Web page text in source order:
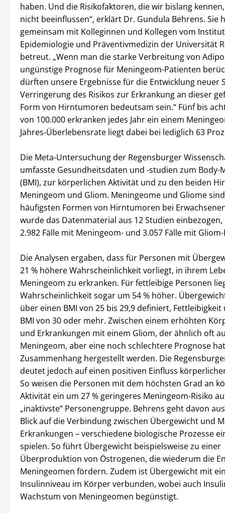
haben. Und die Risikofaktoren, die wir bislang
nicht beeinflussen“, erklärt Dr. Gundula Behrens. Sie
gemeinsam mit Kolleginnen und Kollegen vom
Epidemiologie und Präventivmedizin der Universität
betreut. „Wenn man die starke Verbreitung von
ungünstige Prognose für Meningeom-Patienten
dürften unsere Ergebnisse für die Entwicklung neuer
Verringerung des Risikos zur Erkrankung an dieser
Form von Hirntumoren bedeutsam sein.“ Fünf bis
von 100.000 erkranken jedes Jahr ein einem
Jahres-Überlebensrate liegt dabei bei lediglich 63
Die Meta-Untersuchung der Regensburger
umfasste Gesundheitsdaten und -studien zum Body-
(BMI), zur körperlichen Aktivität und zu den beiden
Meningeom und Gliom. Meningeome und Gliome
häufigsten Formen von Hirntumoren bei
wurde das Datenmaterial aus 12 Studien
2.982 Fälle mit Meningeom- und 3.057 Fälle mit
Die Analysen ergaben, dass für Personen mit
21 % höhere Wahrscheinlichkeit vorliegt, in ihrem
Meningeom zu erkranken. Für fettleibige Personen
Wahrscheinlichkeit sogar um 54 % höher.
über einen BMI von 25 bis 29,9 definiert,
BMI von 30 oder mehr. Zwischen einem erhöhten
und Erkrankungen mit einem Gliom, der ähnlich oft
Meningeom, aber eine noch schlechtere Prognose
Zusammenhang hergestellt werden. Die
deutet jedoch auf einen positiven Einfluss
So weisen die Personen mit dem höchsten Grad an
Aktivität ein um 27 % geringeres Meningeom-Risiko
„inaktivste“ Personengruppe. Behrens geht davon
Blick auf die Verbindung zwischen Übergewicht und
Erkrankungen – verschiedene biologische Prozesse
spielen. So führt Übergewicht beispielsweise zu einer
Überproduktion von Östrogenen, die wiederum die
Meningeomen fördern. Zudem ist Übergewicht mit
Insulinniveau im Körper verbunden, wobei auch
Wachstum von Meningeomen begünstigt.